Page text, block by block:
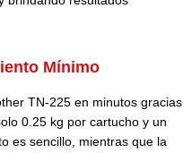
Mínimo
TN-225 en minutos gracias
0.25 kg por cartucho y un
es sencillo, mientras que la